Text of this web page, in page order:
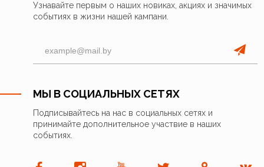
Узнавайте первым о наших новиках, акциях и значимых
событиях в жизни нашей кампани.
МЫ В СОЦИАЛЬНЫХ СЕТЯХ
Подписывайтесь на нас в социальных сетях и
принимайте дополнительное участвие в наших
событиях.